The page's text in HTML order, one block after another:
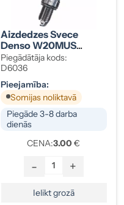
Aizdedzes Svece
Denso W20MUS
M14x1.25
Piegādātāja kods:
D6036
Pieejamība:
Somijas noliktavā
Piegāde 3-8 darba
dienās
CENA:3.00 €
- +
Ielikt grozā